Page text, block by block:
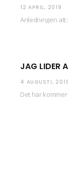
12 APRIL, 2019
JAG LIDER
4 AUGUSTI,